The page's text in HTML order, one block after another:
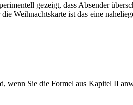
gezeigt, dass Absender
Weihnachtskarte ist das eine
Sie die Formel aus Kapitel II